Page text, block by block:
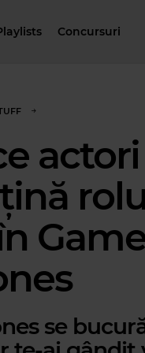
Concursuri
se